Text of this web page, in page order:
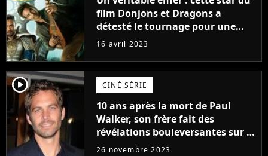
film Donjons et Dragons a
détesté le tournage pour une
raison très spéciale
16 avril 2023
player2 CINÉ SÉRIE
10 ans après la mort de Paul
Walker, son frère fait des
révélations bouleversantes sur la
réaction des acteurs de Fast and
26 novembre 2023